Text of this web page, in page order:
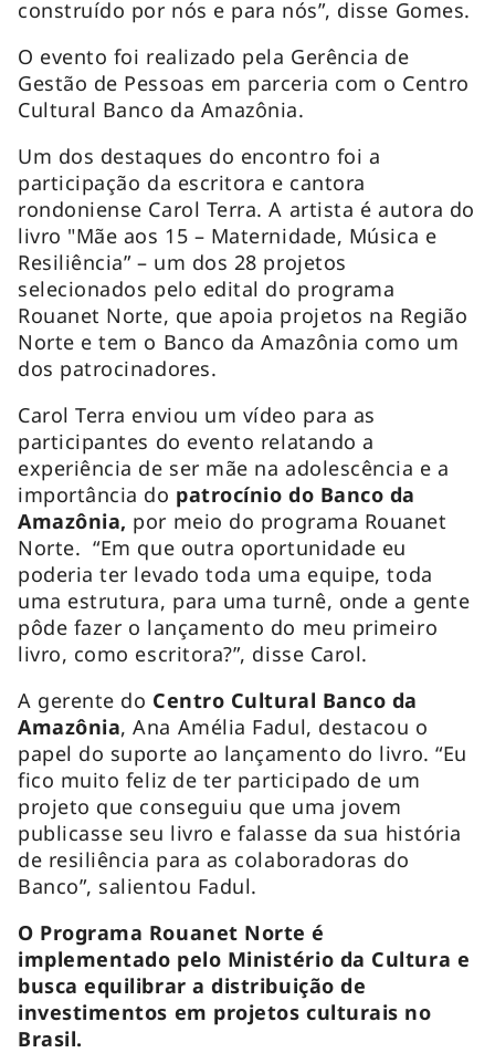
construído por nós e para nós”, disse Gomes.
O evento foi realizado pela Gerência de
Gestão de Pessoas em parceria com o Centro
Cultural Banco da Amazônia.
Um dos destaques do encontro foi a
participação da escritora e cantora
rondoniense Carol Terra. A artista é autora do
livro "Mãe aos 15 – Maternidade, Música e
Resiliência” – um dos 28 projetos
selecionados pelo edital do programa
Rouanet Norte, que apoia projetos na Região
Norte e tem o Banco da Amazônia como um
dos patrocinadores.
Carol Terra enviou um vídeo para as
participantes do evento relatando a
experiência de ser mãe na adolescência e a
importância do patrocínio do Banco da
Amazônia, por meio do programa Rouanet
Norte. “Em que outra oportunidade eu
poderia ter levado toda uma equipe, toda
uma estrutura, para uma turnê, onde a gente
pôde fazer o lançamento do meu primeiro
livro, como escritora?”, disse Carol.
A gerente do Centro Cultural Banco da
Amazônia, Ana Amélia Fadul, destacou o
papel do suporte ao lançamento do livro. “Eu
fico muito feliz de ter participado de um
projeto que conseguiu que uma jovem
publicasse seu livro e falasse da sua história
de resiliência para as colaboradoras do
Banco”, salientou Fadul.
O Programa Rouanet Norte é
implementado pelo Ministério da Cultura e
busca equilibrar a distribuição de
investimentos em projetos culturais no
Brasil.